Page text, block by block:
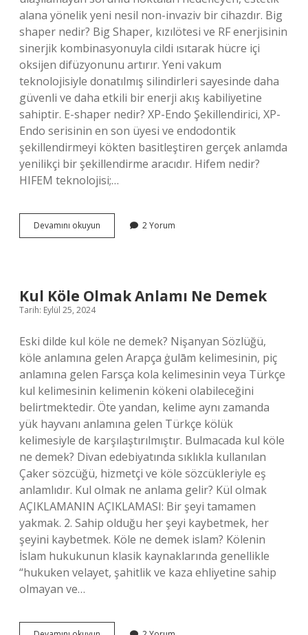
alana yönelik yeni nesil non-invaziv bir cihazdır. Big
shaper nedir? Big Shaper, kızılötesi ve RF enerjisinin
sinerjik kombinasyonuyla cildi ısıtarak hücre içi
oksijen difüzyonunu artırır. Yeni vakum
teknolojisiyle donatılmış silindirleri sayesinde daha
güvenli ve daha etkili bir enerji akış kabiliyetine
sahiptir. E-shaper nedir? XP-Endo Şekillendirici, XP-
Endo serisinin en son üyesi ve endodontik
şekillendirmeyi kökten basitleştiren gerçek anlamda
yenilikçi bir şekillendirme aracıdır. Hifem nedir?
HIFEM teknolojisi;…
Devamını okuyun
Nedir
2 Yorum
Kul Köle Olmak Anlamı Ne Demek
Tarih: Eylül 25, 2024
Eski dilde kul köle ne demek? Nişanyan Sözlüğü,
köle anlamına gelen Arapça ġulām kelimesinin, piç
anlamına gelen Farsça kola kelimesinin veya Türkçe
kul kelimesinin kelimenin kökeni olabileceğini
belirtmektedir. Öte yandan, kelime aynı zamanda
yük hayvanı anlamına gelen Türkçe kölük
kelimesiyle de karşılaştırılmıştır. Bulmacada kul köle
ne demek? Divan edebiyatında sıklıkla kullanılan
Çaker sözcüğü, hizmetçi ve köle sözcükleriyle eş
anlamlıdır. Kul olmak ne anlama gelir? Kül olmak
AÇIKLAMANIN AÇIKLAMASI: Bir şeyi tamamen
yakmak. 2. Sahip olduğu her şeyi kaybetmek, her
şeyini kaybetmek. Köle ne demek islam? Kölenin
İslam hukukunun klasik kaynaklarında genellikle
“hukuken velayet, şahitlik ve kaza ehliyetine sahip
olmayan ve…